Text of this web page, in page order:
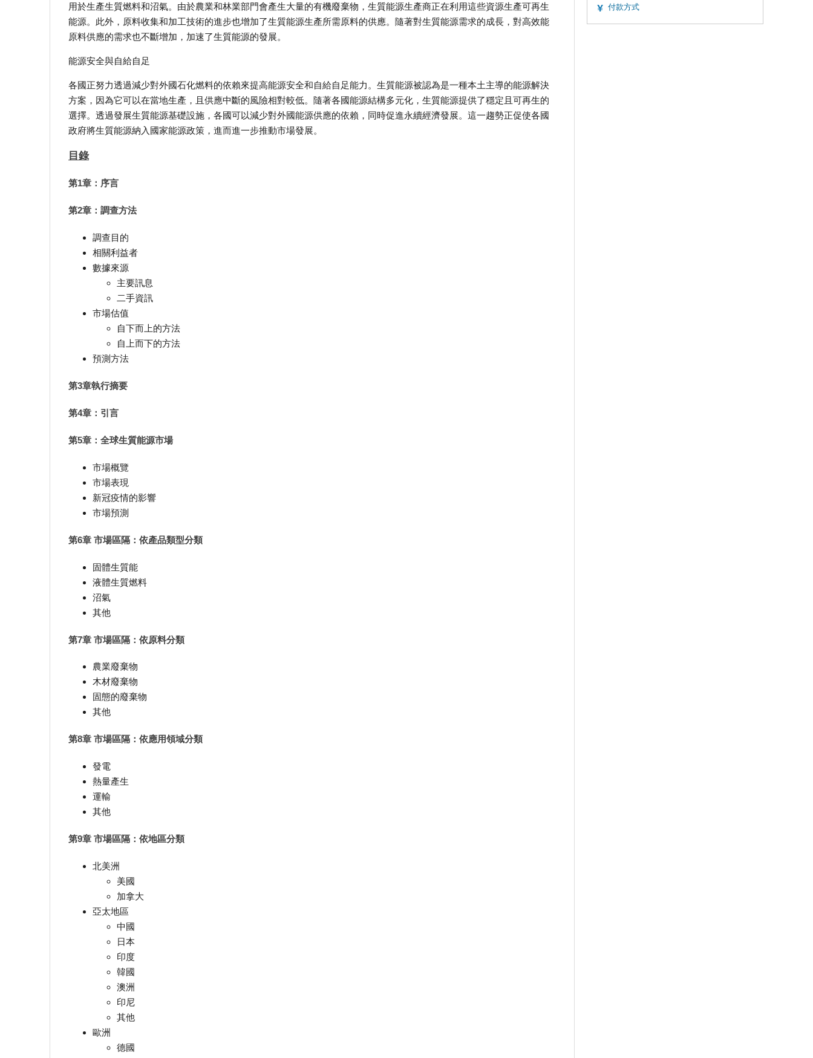
用於生產生質燃料和沼氣。由於農業和林業部門會產生大量的有機廢棄物，生質能源生產商正在利用這些資源生產可再生
能源。此外，原料收集和加工技術的進步也增加了生質能源生產所需原料的供應。隨著對生質能源需求的成長，對高效能
原料供應的需求也不斷增加，加速了生質能源的發展。
能源安全與自給自足
各國正努力透過減少對外國石化燃料的依賴來提高能源安全和自給自足能力。生質能源被認為是一種本土主導的能源解決
方案，因為它可以在當地生產，且供應中斷的風險相對較低。隨著各國能源結構多元化，生質能源提供了穩定且可再生的
選擇。透過發展生質能源基礎設施，各國可以減少對外國能源供應的依賴，同時促進永續經濟發展。這一趨勢正促使各國
政府將生質能源納入國家能源政策，進而進一步推動市場發展。
目錄
第1章：序言
第2章：調查方法
調查目的
相關利益者
數據來源
主要訊息
二手資訊
市場估值
自下而上的方法
自上而下的方法
預測方法
第3章執行摘要
第4章：引言
第5章：全球生質能源市場
市場概覽
市場表現
新冠疫情的影響
市場預測
第6章 市場區隔：依產品類型分類
固體生質能
液體生質燃料
沼氣
其他
第7章 市場區隔：依原料分類
農業廢棄物
木材廢棄物
固態的廢棄物
其他
第8章 市場區隔：依應用領域分類
發電
熱量產生
運輸
其他
第9章 市場區隔：依地區分類
北美洲
美國
加拿大
亞太地區
中國
日本
印度
韓國
澳洲
印尼
其他
歐洲
德國
付款方式